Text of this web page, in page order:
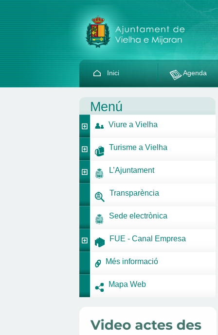
Inici Agenda
Menú
Viure a Vielha
Turisme a Vielha
L’Ajuntament
Transparència
Sede electrònica
FUE - Canal Empresa
Més informació
Mapa Web